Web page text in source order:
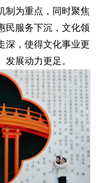
制为重点，同时聚焦
民服务下沉，文化领
深，使得文化事业更
展动力更足。